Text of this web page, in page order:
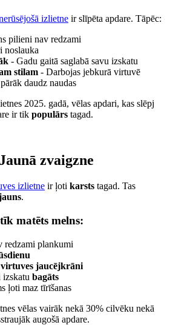
izlietne ir slīpēta apdare. Tāpēc:
pilieni nav redzami
noslauka
- Gadu gaitā saglabā savu izskatu
stilam - Darbojas jebkurā virtuvē
daudz naudas
2025. gadā, vēlas apdari, kas slēpj
ir tik populārs tagad.
zvaigzne
izlietne ir ļoti karsts tagad. Tas
.
matēts melns:
redzami plankumi
jaucējkrāni
bagāts
ļoti maz tīrīšanas
vēlas vairāk nekā 30% cilvēku nekā
augošā apdare.